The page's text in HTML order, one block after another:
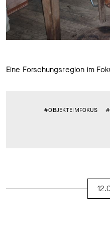
Eine Forschungsregion im
#OBJEKTEIMFOKUS